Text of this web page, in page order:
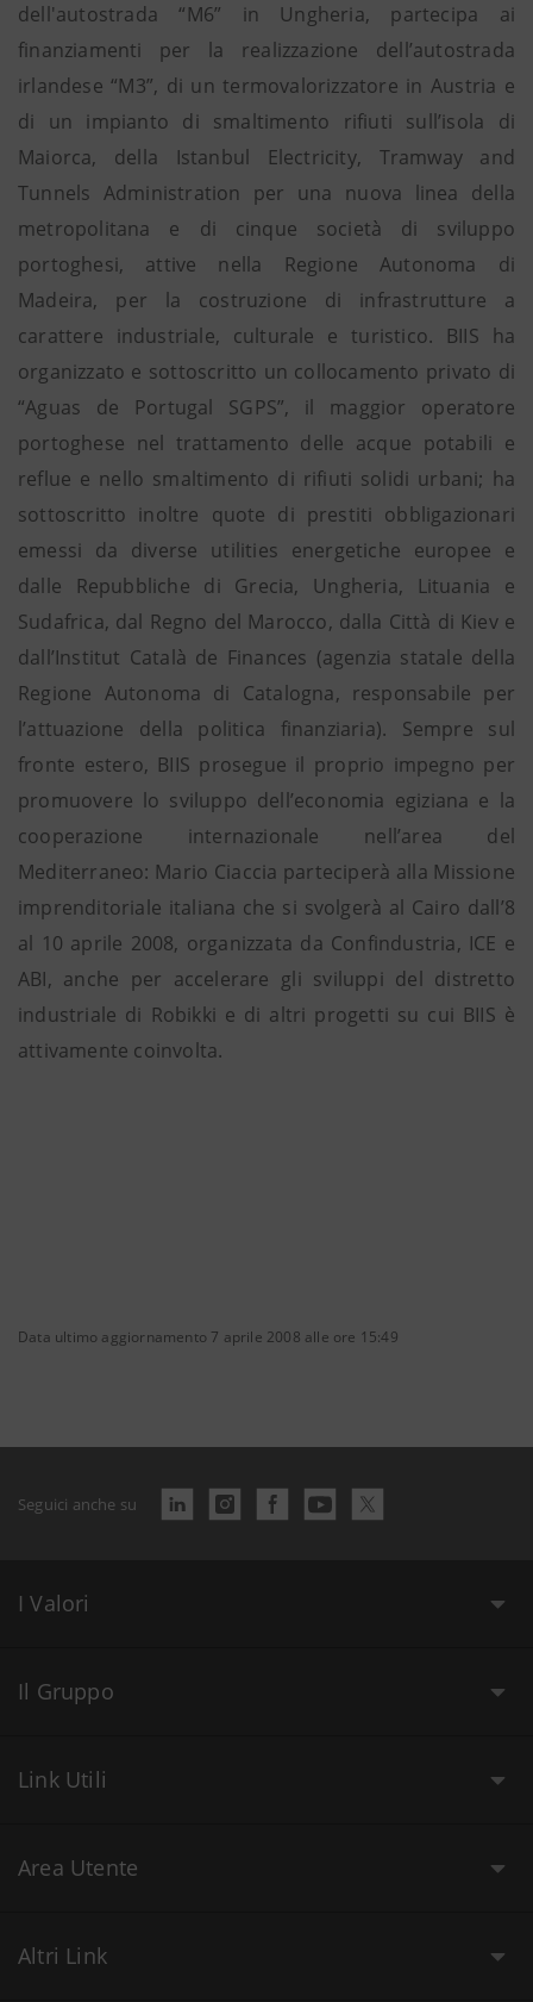
dell'autostrada “M6” in Ungheria, partecipa ai
finanziamenti per la realizzazione dell’autostrada
irlandese “M3”, di un termovalorizzatore in Austria e
di un impianto di smaltimento rifiuti sull’isola di
Maiorca, della Istanbul Electricity, Tramway and
Tunnels Administration per una nuova linea della
metropolitana e di cinque società di sviluppo
portoghesi, attive nella Regione Autonoma di
Madeira, per la costruzione di infrastrutture a
carattere industriale, culturale e turistico. BIIS ha
organizzato e sottoscritto un collocamento privato di
“Aguas de Portugal SGPS”, il maggior operatore
portoghese nel trattamento delle acque potabili e
reflue e nello smaltimento di rifiuti solidi urbani; ha
sottoscritto inoltre quote di prestiti obbligazionari
emessi da diverse utilities energetiche europee e
dalle Repubbliche di Grecia, Ungheria, Lituania e
Sudafrica, dal Regno del Marocco, dalla Città di Kiev e
dall’Institut Català de Finances (agenzia statale della
Regione Autonoma di Catalogna, responsabile per
l’attuazione della politica finanziaria). Sempre sul
fronte estero, BIIS prosegue il proprio impegno per
promuovere lo sviluppo dell’economia egiziana e la
cooperazione internazionale nell’area del
Mediterraneo: Mario Ciaccia parteciperà alla Missione
imprenditoriale italiana che si svolgerà al Cairo dall’8
al 10 aprile 2008, organizzata da Confindustria, ICE e
ABI, anche per accelerare gli sviluppi del distretto
industriale di Robikki e di altri progetti su cui BIIS è
attivamente coinvolta.
Data ultimo aggiornamento 7 aprile 2008 alle ore 15:49
Seguici anche su
I Valori
Il Gruppo
Link Utili
Area Utente
Altri Link